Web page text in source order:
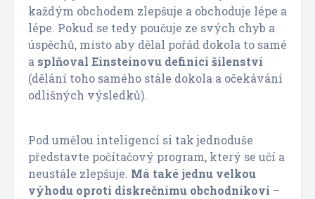
každým obchodem zlepšuje a obchoduje lépe a
lépe. Pokud se tedy poučuje ze svých chyb a
úspěchů, místo aby dělal pořád dokola to samé
a splňoval Einsteinovu definici šílenství
(dělání toho samého stále dokola a očekávání
odlišných výsledků).
Pod umělou inteligencí si tak jednoduše
představte počítačový program, který se učí a
neustále zlepšuje. Má také jednu velkou
výhodu oproti diskrečnímu obchodníkovi –